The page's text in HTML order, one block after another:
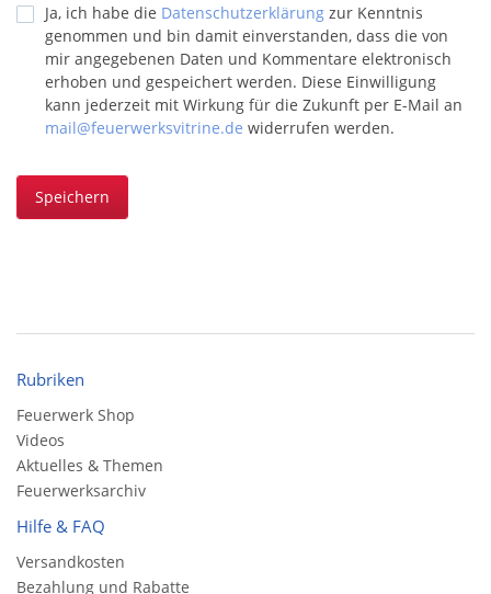
Ja, ich habe die Datenschutzerklärung zur Kenntnis
genommen und bin damit einverstanden, dass die von
mir angegebenen Daten und Kommentare elektronisch
erhoben und gespeichert werden. Diese Einwilligung
kann jederzeit mit Wirkung für die Zukunft per E-Mail an
mail@feuerwerksvitrine.de widerrufen werden.
Speichern
Rubriken
Feuerwerk Shop
Videos
Aktuelles & Themen
Feuerwerksarchiv
Hilfe & FAQ
Versandkosten
Bezahlung und Rabatte